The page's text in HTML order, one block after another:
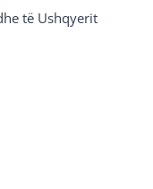
të Ushqyerit